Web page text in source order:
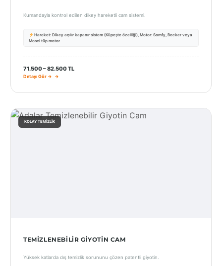
Kumandayla kontrol edilen dikey hareketli cam sistemi.
Hareket: Dikey açılır kapanır sistem (Küpeşte özelliği), Motor: Somfy, Becker veya
Mosel tüp motor
71.500 – 82.500 TL
Detayı Gör →
KOLAY TEMIZLIK
TEMIZLENEBILIR GIYOTIN CAM
Yüksek katlarda dış temizlik sorununu çözen patentli giyotin.